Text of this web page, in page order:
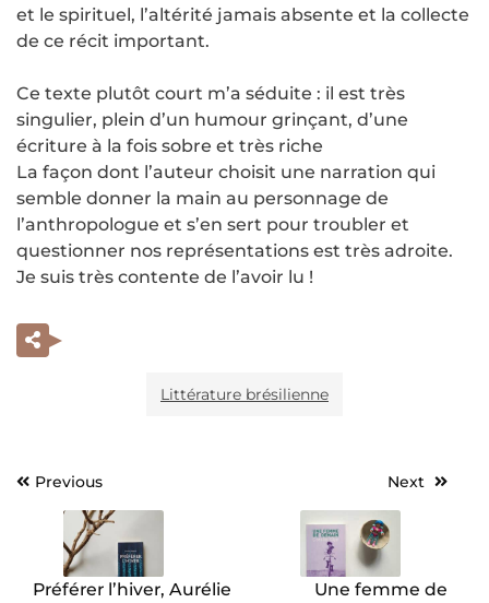
et le spirituel, l’altérité jamais absente et la collecte
de ce récit important.
Ce texte plutôt court m’a séduite : il est très
singulier, plein d’un humour grinçant, d’une
écriture à la fois sobre et très riche
La façon dont l’auteur choisit une narration qui
semble donner la main au personnage de
l’anthropologue et s’en sert pour troubler et
questionner nos représentations est très adroite.
Je suis très contente de l’avoir lu !
Littérature brésilienne
Navigation
l’article
Previous
Préférer l’hiver, Aurélie
Next
Une femme de